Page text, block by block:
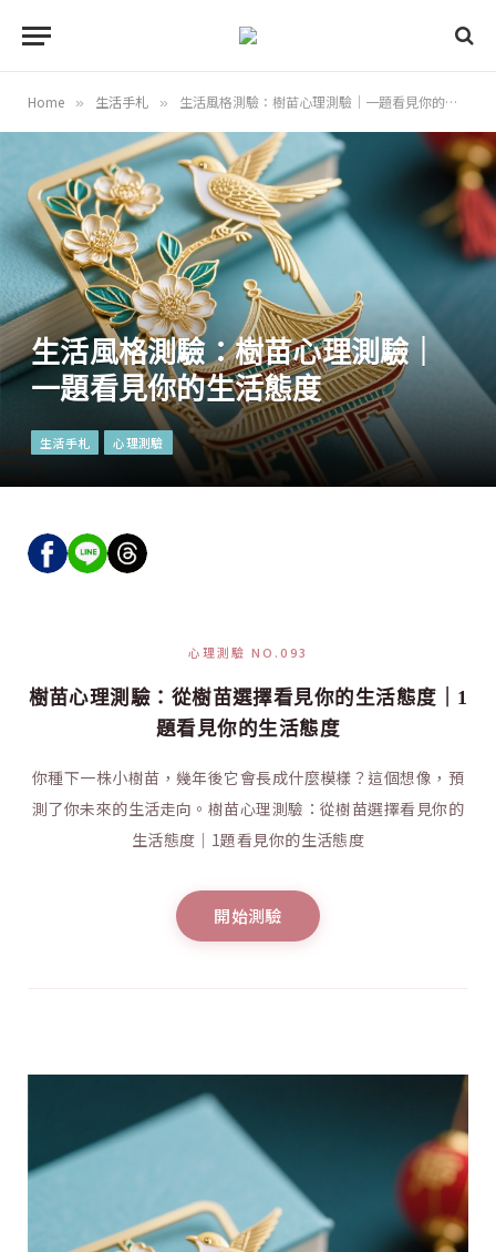
Home » 生活手札 » 生活風格測驗：樹苗心理測驗｜一題看見你的生活態度
生活風格測驗：樹苗心理測驗｜
一題看見你的生活態度
生活手札 心理測驗
心理測驗 NO.093
樹苗心理測驗：從樹苗選擇看見你的生活態度｜1
題看見你的生活態度
你種下一株小樹苗，幾年後它會長成什麼模樣？這個想像，預
測了你未來的生活走向。樹苗心理測驗：從樹苗選擇看見你的
生活態度｜1題看見你的生活態度
開始測驗